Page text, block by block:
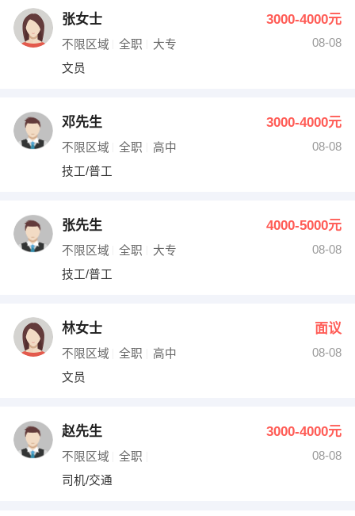
张女士 3000-4000元
不限区域 全职 大专
08-08
文员
邓先生 3000-4000元
不限区域 全职 高中
08-08
技工/普工
张先生 4000-5000元
不限区域 全职 大专
08-08
技工/普工
林女士 面议
不限区域 全职 高中
08-08
文员
赵先生 3000-4000元
不限区域 全职
08-08
司机/交通